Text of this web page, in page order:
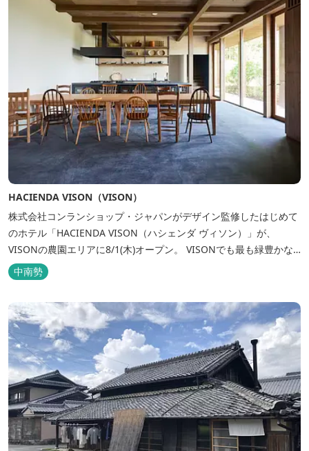
HACIENDA VISON（VISON）
株式会社コンランショップ・ジャパンがデザイン監修したはじめて
のホテル「HACIENDA VISON（ハシェンダ ヴィソン）」が、
VISONの農園エリアに8/1(木)オープン。 VISONでも最も緑豊かな
農園エリアに建つHACIENDA VISON。 ホテル名
の“HACIENDA”は、スペイン語で荘園の主の館を...
中南勢